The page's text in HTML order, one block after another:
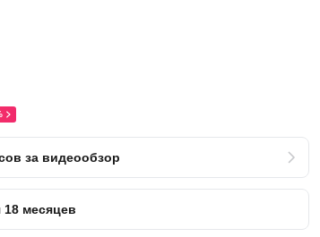
за видеообзор
18 месяцев